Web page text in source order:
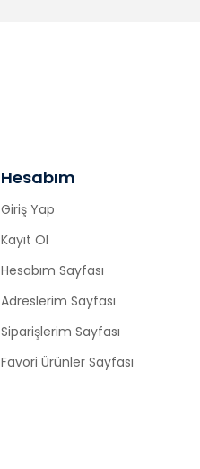
Hesabım
Giriş Yap
Kayıt Ol
Hesabım Sayfası
Adreslerim Sayfası
Siparişlerim Sayfası
Favori Ürünler Sayfası